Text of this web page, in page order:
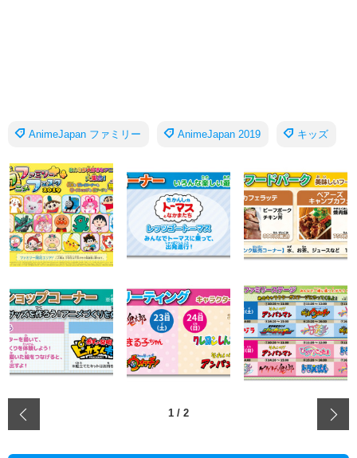
AnimeJapan ファミリー AnimeJapan 2019 キッズ
1 / 2